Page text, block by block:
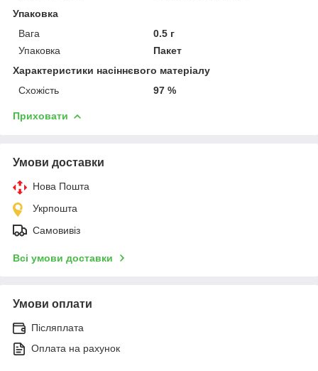
Упаковка
Вага
0.5 г
Упаковка
Пакет
Характеристики насіннєвого матеріалу
Схожість
97 %
Приховати
Умови доставки
Нова Пошта
Укрпошта
Самовивіз
Всі умови доставки
Умови оплати
Післяплата
Оплата на рахунок